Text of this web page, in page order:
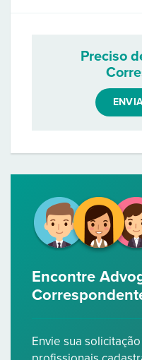
Preciso
Encontre
Envie sua